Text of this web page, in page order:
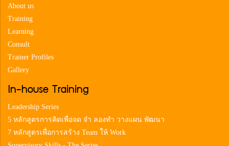
About us
Training
Learning
Consult
Trainer Profiles
Gallery
In-house Training
Leadership Series
5 หลักสูตรการคิดเพื่อจด จำ ลองทำ วางแผน พัฒนา
7 หลักสูตรเพื่อการสร้าง Team ให้ Work